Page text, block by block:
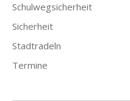
Schulwegsicherheit
Sicherheit
Stadtradeln
Termine